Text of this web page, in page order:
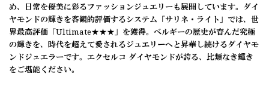
め、日常を優美に彩るファッションジュエリーも展開しています。ダイ
ヤモンドの輝きを客観的評価するシステム「サリネ・ライト」では、世
界最高評価「Ultimate★★★」を獲得。ベルギーの歴史が育んだ究極
の輝きを、時代を超えて愛されるジュエリーへと昇華し続けるダイヤモ
ンドジュエラーです。エクセルコ ダイヤモンドが誇る、比類なき輝き
をご堪能ください。